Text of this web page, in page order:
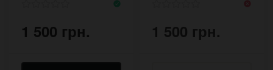
1 500 грн. 1 500 грн.